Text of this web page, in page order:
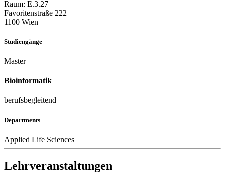
Raum: E.3.27
Favoritenstraße 222
1100 Wien
Studiengänge
Master
Bioinformatik
berufsbegleitend
Departments
Applied Life Sciences
Lehrveranstaltungen